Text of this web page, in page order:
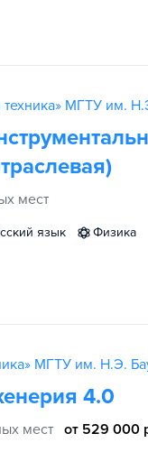
техника» МГТУ им.
мест
язык физика
МГТУ им. Н.Э.
4.0
мест от 529 000